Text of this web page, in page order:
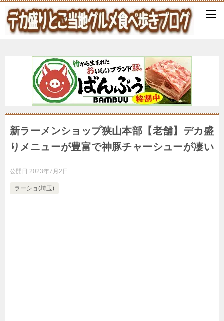
新ラーメンショップ狭山本部【老舗】デカ盛
りメニューが豊富で神豚チャーシューが凄い
公開日:2023年7月2日
ラーショ(埼玉)